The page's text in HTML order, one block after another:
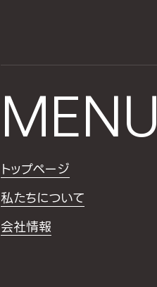
MENU
トップページ
私たちについて
会社情報